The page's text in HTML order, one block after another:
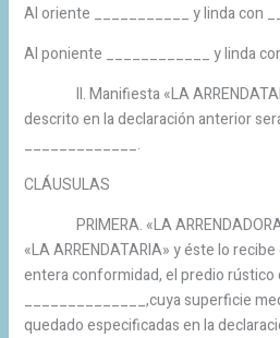
Al oriente ___________ y linda con
Al poniente ____________ y linda
II. Manifiesta «LA
descrito en la declaración anterior
_____________.
CLÁUSULAS
PRIMERA. «LA
«LA ARRENDATARIA» y éste lo
entera conformidad, el predio rústico
______________,cuya superficie
quedado especificadas en la